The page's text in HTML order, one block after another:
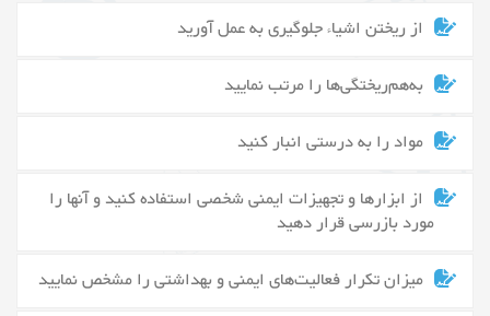
از ریختن اشیاء جلوگیری به عمل آورید
به‌هم‌ریختگی‌ها را مرتب نمایید
مواد را به درستی انبار کنید
از ابزارها و تجهیزات ایمنی شخصی استفاده کنید و آنها را
مورد بازرسی قرار دهید
میزان تکرار فعالیت‌های ایمنی و بهداشتی را مشخص نمایید